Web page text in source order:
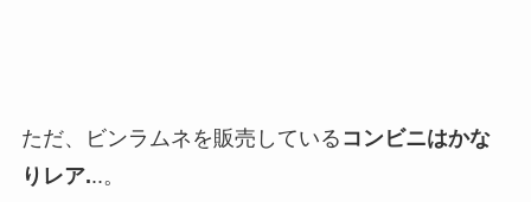
ただ、ビンラムネを販売している コンビニはかな
りレア...。